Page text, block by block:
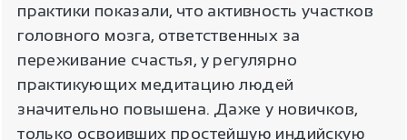
практики показали, что активность участков
головного мозга, ответственных за
переживание счастья, у регулярно
практикующих медитацию людей
значительно повышена. Даже у новичков,
только освоивших простейшую индийскую